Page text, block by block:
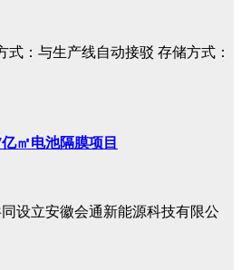
式：与生产线自动接驳 存储方式：
㎡电池隔膜项目
设立安徽会通新能源科技有限公